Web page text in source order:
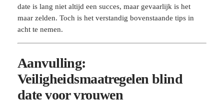
date is lang niet altijd een succes, maar gevaarlijk is het
maar zelden. Toch is het verstandig bovenstaande tips in
acht te nemen.
Aanvulling:
Veiligheidsmaatregelen blind
date voor vrouwen